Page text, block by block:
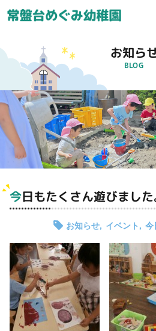
お知ら
BLOG
今日もたくさん遊びました
お知らせ イベント 今